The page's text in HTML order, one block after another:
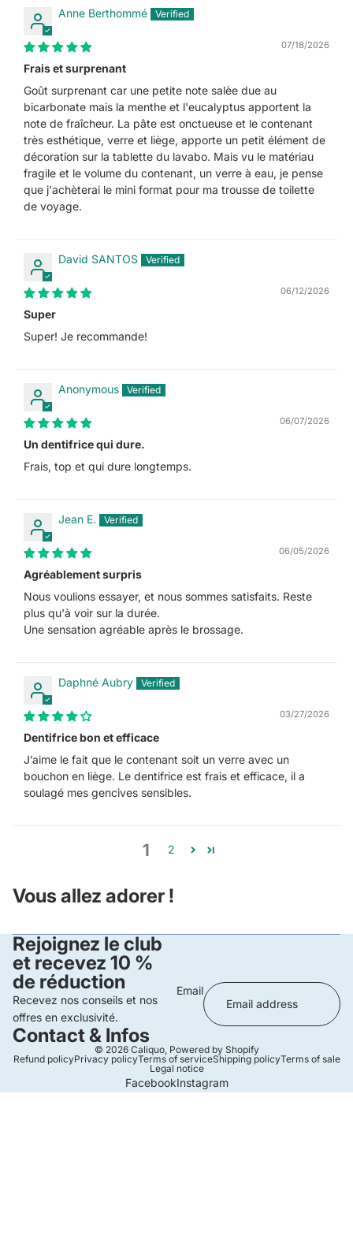
Anne Berthommé
07/18/2026
Frais et surprenant
Goût surprenant car une petite note salèe due au
bicarbonate mais la menthe et l'eucalyptus apportent la
note de fraîcheur. La pâte est onctueuse et le contenant
très esthétique, verre et liège, apporte un petit élément de
décoration sur la tablette du lavabo. Mais vu le matériau
fragile et le volume du contenant, un verre à eau, je pense
que j'achèterai le mini format pour ma trousse de toilette
de voyage.
David SANTOS
06/12/2026
Super
Super! Je recommande!
Anonymous
06/07/2026
Un dentifrice qui dure.
Frais, top et qui dure longtemps.
Jean E.
06/05/2026
Agréablement surpris
Nous voulions essayer, et nous sommes satisfaits. Reste
plus qu'à voir sur la durée.
Une sensation agréable après le brossage.
Daphné Aubry
03/27/2026
Dentifrice bon et efficace
J’aime le fait que le contenant soit un verre avec un
bouchon en liège. Le dentifrice est frais et efficace, il a
soulagé mes gencives sensibles.
1 2
Vous allez adorer !
Rejoignez le club
et recevez 10 %
de réduction
Recevez nos conseils et nos
offres en exclusivité.
Email
Contact & Infos
© 2026 Caliquo, Powered by Shopify
Refund policyPrivacy policyTerms of serviceShipping policyTerms of sale
Legal notice
FacebookInstagram